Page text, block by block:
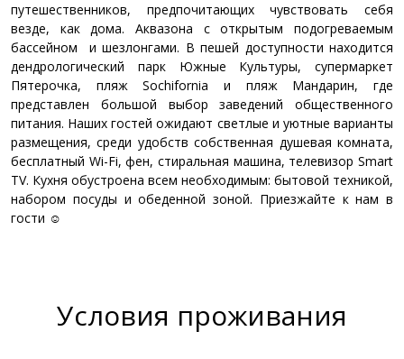
путешественников, предпочитающих чувствовать себя
везде, как дома. Аквазона с открытым подогреваемым
бассейном и шезлонгами. В пешей доступности находится
дендрологический парк Южные Культуры, супермаркет
Пятерочка, пляж Sochifornia и пляж Мандарин, где
представлен большой выбор заведений общественного
питания. Наших гостей ожидают светлые и уютные варианты
размещения, среди удобств собственная душевая комната,
бесплатный Wi-Fi, фен, стиральная машина, телевизор Smart
TV. Кухня обустроена всем необходимым: бытовой техникой,
набором посуды и обеденной зоной. Приезжайте к нам в
гости ☺
Условия проживания